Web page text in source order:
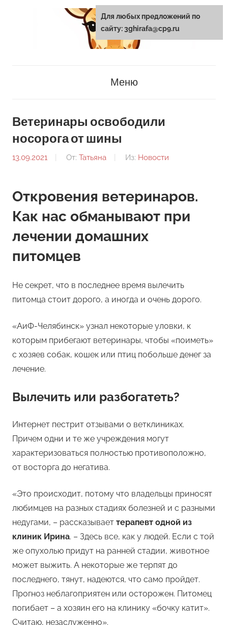
Меню
Ветеринары освободили
носорога от шины
13.09.2021 От: Татьяна Из: Новости
Откровения ветеринаров.
Как нас обманывают при
лечении домашних
питомцев
Не секрет, что в последнее время вылечить
питомца стоит дорого, а иногда и очень дорого.
«АиФ-Челябинск» узнал некоторые уловки, к
которым прибегают ветеринары, чтобы «поиметь»
с хозяев собак, кошек или птиц побольше денег за
лечение.
Вылечить или разбогатеть?
Интернет пестрит отзывами о ветклиниках.
Причем одни и те же учреждения могут
характеризоваться полностью противоположно,
от восторга до негатива.
«Это происходит, потому что владельцы приносят
любимцев на разных стадиях болезней и с разными
недугами, – рассказывает терапевт одной из
клиник Ирина. – Здесь все, как у людей. Если с той
же опухолью придут на ранней стадии, животное
может выжить. А некоторые же терпят до
последнего, тянут, надеются, что само пройдет.
Прогноз неблагоприятен или осторожен. Питомец
погибает – а хозяин его на клинику «бочку катит».
Считаю, незаслуженно».
Для любых предложений по
сайту: 3ghirafa@cp9.ru